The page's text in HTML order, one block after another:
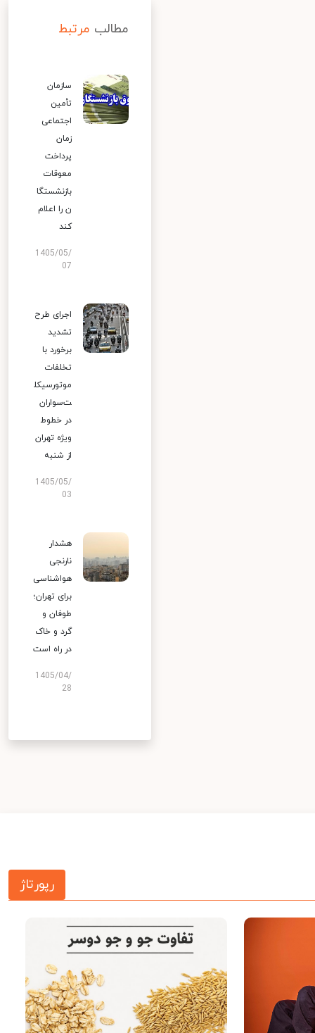
مطالب مرتبط
سازمان
تأمین
اجتماعی
زمان
پرداخت
معوقات
بازنشستگا
ن را اعلام
کند
1405/05/
07
اجرای طرح
تشدید
برخورد با
تخلفات
موتورسیکل
ت‌سواران
در خطوط
ویژه تهران
از شنبه
1405/05/
03
هشدار
نارنجی
هواشناسی
برای تهران؛
طوفان و
گرد و خاک
در راه است
1405/04/
28
رپورتاژ